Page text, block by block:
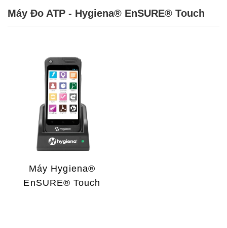
Máy Đo ATP - Hygiena® EnSURE® Touch
Máy Hygiena®
EnSURE® Touch